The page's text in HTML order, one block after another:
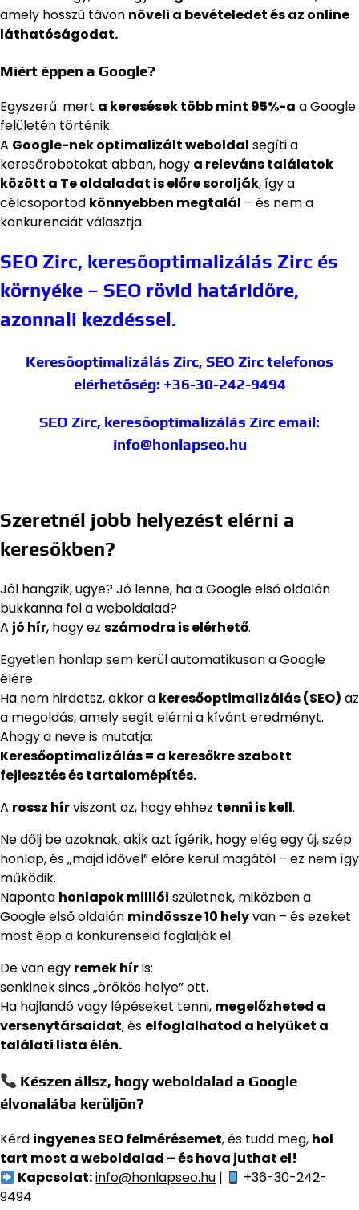
amely hosszú távon növeli a bevételedet és az online
láthatóságodat.
Miért éppen a Google?
Egyszerű: mert a keresések több mint 95%-a a Google
felületén történik.
A Google-nek optimalizált weboldal segíti a
keresőrobotokat abban, hogy a releváns találatok
között a Te oldaladat is előre sorolják, így a
célcsoportod könnyebben megtalál – és nem a
konkurenciát választja.
SEO Zirc, keresőoptimalizálás Zirc és
környéke – SEO rövid határidőre,
azonnali kezdéssel.
Keresőoptimalizálás Zirc, SEO Zirctelefonos
elérhetőség: +36-30-242-9494
SEO Zirc, keresőoptimalizálás Zirc email:
info@honlapseo.hu
Szeretnél jobb helyezést elérni a
keresőkben?
Jól hangzik, ugye? Jó lenne, ha a Google első oldalán
bukkanna fel a weboldalad?
A jó hír, hogy ez számodra is elérhető.
Egyetlen honlap sem kerül automatikusan a Google
élére.
Ha nem hirdetsz, akkor a keresőoptimalizálás (SEO) az
a megoldás, amely segít elérni a kívánt eredményt.
Ahogy a neve is mutatja:
Keresőoptimalizálás = a keresőkre szabott
fejlesztés és tartalomépítés.
A rossz hírviszont az, hogy ehhez tenni is kell.
Ne dőlj be azoknak, akik azt ígérik, hogy elég egy új, szép
honlap, és „majd idővel” előre kerül magától – ez nem így
működik.
Naponta honlapok milliói születnek, miközben a
Google első oldalán mindössze 10 helyvan – és ezeket
most épp a konkurenseid foglalják el.
De van egy remek híris:
senkinek sincs „örökös helye” ott.
Ha hajlandó vagy lépéseket tenni, megelőzheted a
versenytársaidat, és elfoglalhatod a helyüket a
találati lista élén.
Készen állsz, hogy weboldalad a Google
élvonalába kerüljön?
Kérd ingyenes SEO felmérésemet, és tudd meg, hol
tart most a weboldalad – és hova juthat el!
Kapcsolat:info@honlapseo.hu |
+36-30-242-
9494